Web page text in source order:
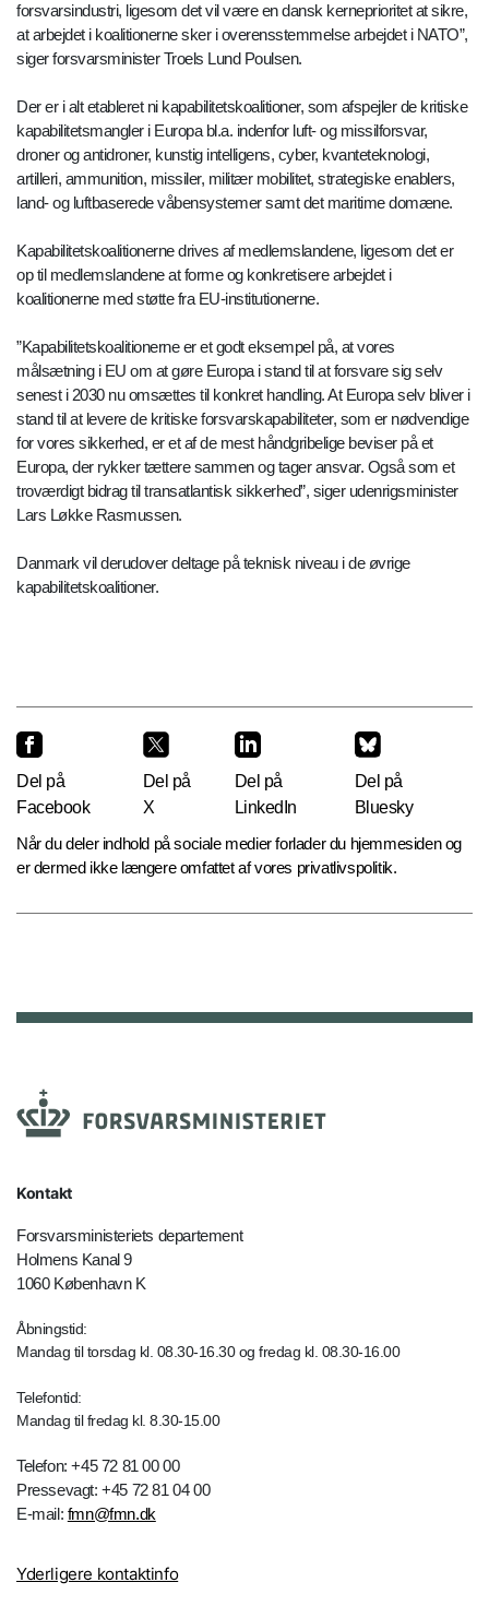
forsvarsindustri, ligesom det vil være en dansk kerneprioritet at sikre,
at arbejdet i koalitionerne sker i overensstemmelse arbejdet i NATO”,
siger forsvarsminister Troels Lund Poulsen.
Der er i alt etableret ni kapabilitetskoalitioner, som afspejler de kritiske
kapabilitetsmangler i Europa bl.a. indenfor luft- og missilforsvar,
droner og antidroner, kunstig intelligens, cyber, kvanteteknologi,
artilleri, ammunition, missiler, militær mobilitet, strategiske enablers,
land- og luftbaserede våbensystemer samt det maritime domæne.
Kapabilitetskoalitionerne drives af medlemslandene, ligesom det er
op til medlemslandene at forme og konkretisere arbejdet i
koalitionerne med støtte fra EU-institutionerne.
”Kapabilitetskoalitionerne er et godt eksempel på, at vores
målsætning i EU om at gøre Europa i stand til at forsvare sig selv
senest i 2030 nu omsættes til konkret handling. At Europa selv bliver i
stand til at levere de kritiske forsvarskapabiliteter, som er nødvendige
for vores sikkerhed, er et af de mest håndgribelige beviser på et
Europa, der rykker tættere sammen og tager ansvar. Også som et
troværdigt bidrag til transatlantisk sikkerhed”, siger udenrigsminister
Lars Løkke Rasmussen.
Danmark vil derudover deltage på teknisk niveau i de øvrige
kapabilitetskoalitioner.
Del på
Facebook
Del på
X
Del på
LinkedIn
Del på
Bluesky
Når du deler indhold på sociale medier forlader du hjemmesiden og
er dermed ikke længere omfattet af vores privatlivspolitik.
Kontakt
Forsvarsministeriets departement
Holmens Kanal 9
1060 København K
Åbningstid:
Mandag til torsdag kl. 08.30-16.30 og fredag kl. 08.30-16.00
Telefontid:
Mandag til fredag kl. 8.30-15.00
Telefon: +45 72 81 00 00
Pressevagt: +45 72 81 04 00
E-mail: fmn@fmn.dk
Yderligere kontaktinfo